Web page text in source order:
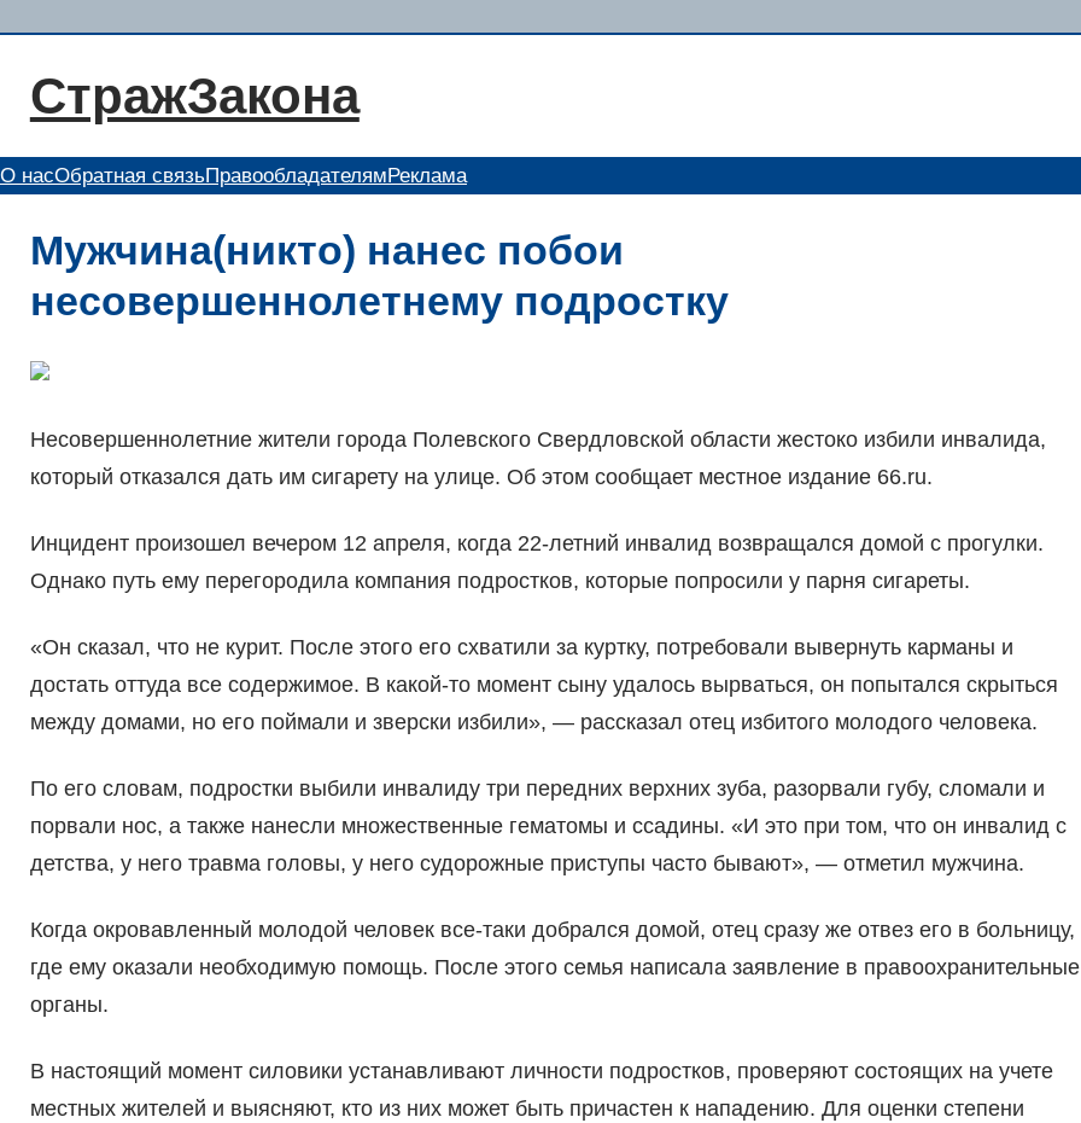
содержимому
СтражЗакона
О насОбратная связьПравообладателям Реклама
Мужчина(никто) нанес побои
несовершеннолетнему подростку
Несовершеннолетние жители города Полевского Свердловской области жестоко избили инвалида,
который отказался дать им сигарету на улице. Об этом сообщает местное издание 66.ru.
Инцидент произошел вечером 12 апреля, когда 22-летний инвалид возвращался домой с прогулки.
Однако путь ему перегородила компания подростков, которые попросили у парня сигареты.
«Он сказал, что не курит. После этого его схватили за куртку, потребовали вывернуть карманы и
достать оттуда все содержимое. В какой-то момент сыну удалось вырваться, он попытался скрыться
между домами, но его поймали и зверски избили», — рассказал отец избитого молодого человека.
По его словам, подростки выбили инвалиду три передних верхних зуба, разорвали губу, сломали и
порвали нос, а также нанесли множественные гематомы и ссадины. «И это при том, что он инвалид с
детства, у него травма головы, у него судорожные приступы часто бывают», — отметил мужчина.
Когда окровавленный молодой человек все-таки добрался домой, отец сразу же отвез его в больницу,
где ему оказали необходимую помощь. После этого семья написала заявление в правоохранительные
органы.
В настоящий момент силовики устанавливают личности подростков, проверяют состоящих на учете
местных жителей и выясняют, кто из них может быть причастен к нападению. Для оценки степени